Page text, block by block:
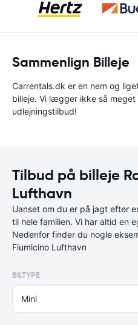
Sammenlign Billeje
Carrentals.dk er en nem og
billeje. Vi lægger ikke så meget
udlejningstilbud!
Tilbud på billeje
Lufthavn
Uanset om du er på jagt efter
til hele familien. Vi har altid en
Nedenfor finder du nogle
Fiumicino Lufthavn
BILTYPE
Mini